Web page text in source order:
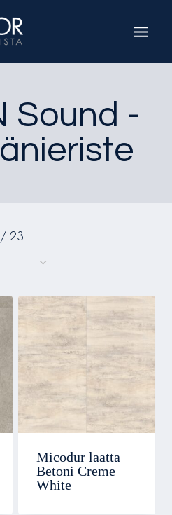
Sound -
/ 23
Micodur laatta
Betoni Creme
White